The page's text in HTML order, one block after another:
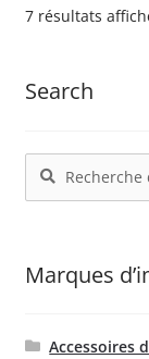
7 résultats
Search
pour :
Recherche
Marques
Accessoires